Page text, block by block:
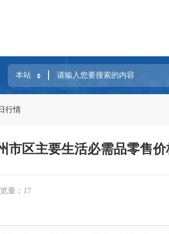
行情
市区主要生活必需品零售价
量： 17